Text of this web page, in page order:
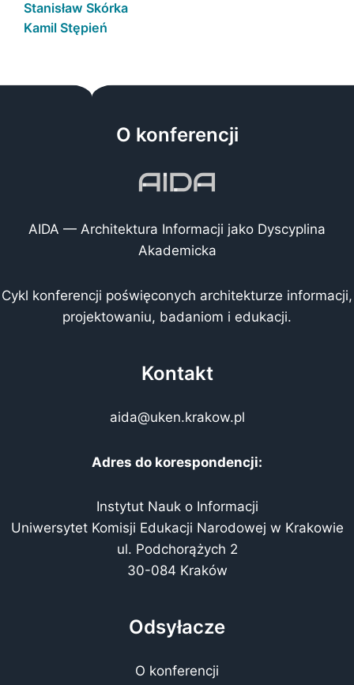
Stanisław Skórka
Kamil Stępień
O konferencji
AIDA — Architektura Informacji jako Dyscyplina
Akademicka
Cykl konferencji poświęconych architekturze informacji,
projektowaniu, badaniom i edukacji.
Kontakt
aida@uken.krakow.pl
Adres do korespondencji:
Instytut Nauk o Informacji
Uniwersytet Komisji Edukacji Narodowej w Krakowie
ul. Podchorążych 2
30-084 Kraków
Odsyłacze
O konferencji